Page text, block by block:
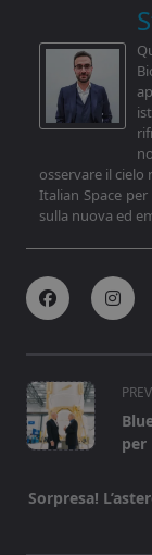
osservare il
Italian Space
sulla nuova ed
<span
class="nav-
subtitle
reader-
per
Sorpresa!